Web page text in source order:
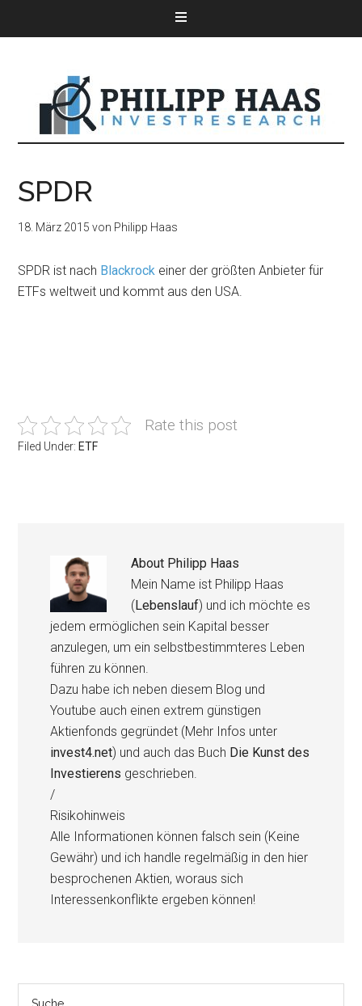
SPDR
18. März 2015 von Philipp Haas
SPDR ist nach Blackrock einer der größten Anbieter für
ETFs weltweit und kommt aus den USA.
Rate this post
Filed Under: ETF
About Philipp Haas
Mein Name ist Philipp Haas
(Lebenslauf) und ich möchte es
jedem ermöglichen sein Kapital besser
anzulegen, um ein selbstbestimmteres Leben
führen zu können.
Dazu habe ich neben diesem Blog und
Youtube auch einen extrem günstigen
Aktienfonds gegründet (Mehr Infos unter
invest4.net) und auch das Buch Die Kunst des
Investierens geschrieben.
/
Risikohinweis
Alle Informationen können falsch sein (Keine
Gewähr) und ich handle regelmäßig in den hier
besprochenen Aktien, woraus sich
Interessenkonflikte ergeben können!